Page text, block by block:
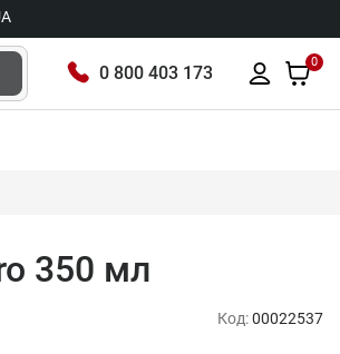
0 800 403 173
0
350 мл
Код:00022537